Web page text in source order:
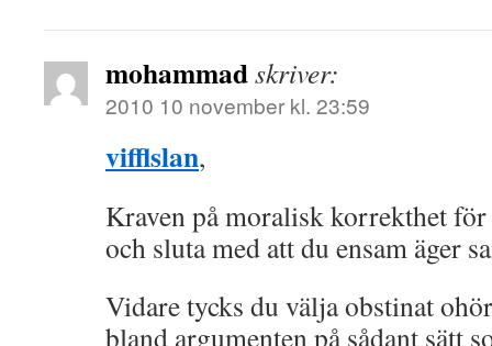
mohammadskriver:
2010 10 november kl. 23:59
vifflslan,
Kraven på moralisk korrekthet
och sluta med att du ensam äger
Vidare tycks du välja obstinat
bland argumenten på sådant sätt